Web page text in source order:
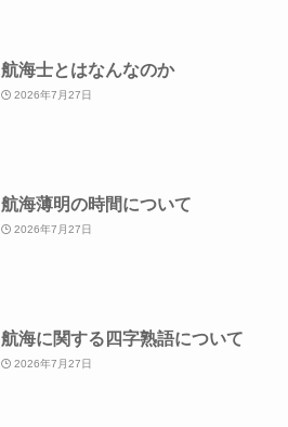
航海士とはなんなのか
2026年7月27日
航海薄明の時間について
2026年7月27日
航海に関する四字熟語について
2026年7月27日